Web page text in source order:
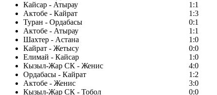
Кайсар - Атырау
1:1
Актобе - Кайрат
1:3
Туран - Ордабасы
0:1
Актобе - Атырау
1:1
Шахтер - Астана
1:0
Кайрат - Жетысу
0:0
Елимай - Кайсар
1:0
Кызыл-Жар СК - Женис
4:0
Ордабасы - Кайрат
1:2
Актобе - Женис
3:0
Кызыл-Жар СК - Тобол
0:0